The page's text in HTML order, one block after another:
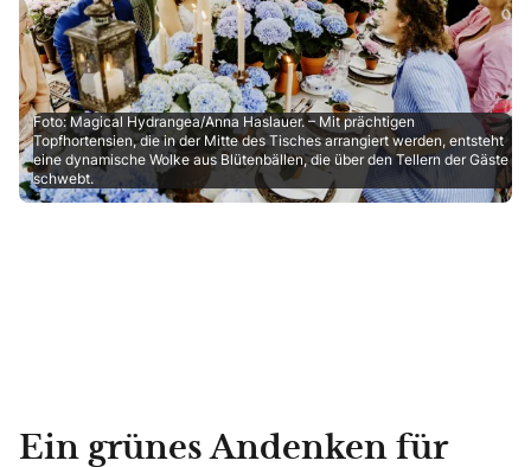
Foto: Magical Hydrangea/Anna Haslauer. – Mit prächtigen
Topfhortensien, die in der Mitte des Tisches arrangiert werden, entsteht
eine dynamische Wolke aus Blütenbällen, die über den Tellern der Gäste
schwebt.
Ein grünes Andenken für